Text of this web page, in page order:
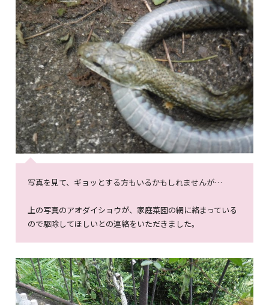
写真を見て、ギョッとする方もいるかもしれませんが…
上の写真のアオダイショウが、家庭菜園の網に絡まっている
ので駆除してほしいとの連絡をいただきました。